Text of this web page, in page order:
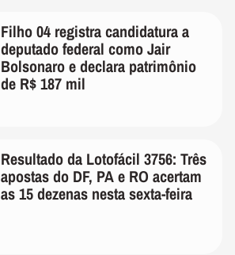
Filho 04 registra candidatura a
deputado federal como Jair
Bolsonaro e declara patrimônio
de R$ 187 mil
Resultado da Lotofácil 3756: Três
apostas do DF, PA e RO acertam
as 15 dezenas nesta sexta-feira